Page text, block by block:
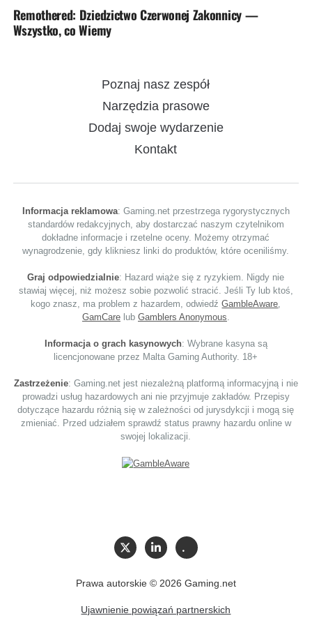
Remothered: Dziedzictwo Czerwonej Zakonnicy —
Wszystko, co Wiemy
Poznaj nasz zespół
Narzędzia prasowe
Dodaj swoje wydarzenie
Kontakt
Informacja reklamowa: Gaming.net przestrzega rygorystycznych
standardów redakcyjnych, aby dostarczać naszym czytelnikom
dokładne informacje i rzetelne oceny. Możemy otrzymać
wynagrodzenie, gdy klikniesz linki do produktów, które oceniliśmy.
Graj odpowiedzialnie: Hazard wiąże się z ryzykiem. Nigdy nie
stawiaj więcej, niż możesz sobie pozwolić stracić. Jeśli Ty lub ktoś,
kogo znasz, ma problem z hazardem, odwiedźGambleAware
GamCarelub Gamblers Anonymous
Informacja o grach kasynowych: Wybrane kasyna są
licencjonowane przez Malta Gaming Authority. 18+
Zastrzeżenie: Gaming.net jest niezależną platformą informacyjną i nie
prowadzi usług hazardowych ani nie przyjmuje zakładów. Przepisy
dotyczące hazardu różnią się w zależności od jurysdykcji i mogą się
zmieniać. Przed udziałem sprawdź status prawny hazardu online w
swojej lokalizacji.
Prawa autorskie © 2026 Gaming.net
Ujawnienie powiązań partnerskich